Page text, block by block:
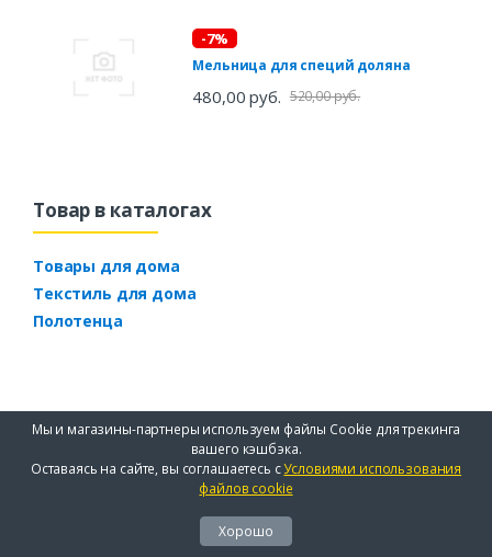
-7%
Мельница для специй доляна
480,00 руб. 520,00 руб.
Товар в каталогах
Товары для дома
Текстиль для дома
Полотенца
Мы и магазины-партнеры используем файлы Cookie для трекинга
вашего кэшбэка.
Оставаясь на сайте, вы соглашаетесь сУсловиями использования
файлов cookie
Хорошо